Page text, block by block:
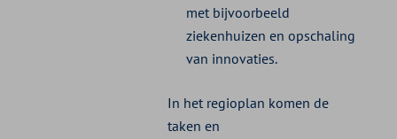
met bijvoorbeeld
ziekenhuizen en opschaling
van innovaties.
In het regioplan komen de
taken en